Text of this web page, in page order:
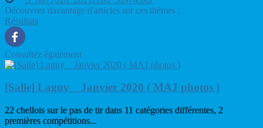
Découvrez davantage d'articles sur ces thèmes :
Résultats
Consultez également
[Salle] Lagny _ Janvier 2020 ( MAJ photos )
22 chellois sur le pas de tir dans 11 catégories différentes, 2
premières compétitions...